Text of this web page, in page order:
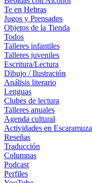
Te en Hebras
Jugos y Prensados
Objetos de la Tienda
Todos
Talleres infantiles
Talleres juveniles
Escritura/Lectura
Dibujo / Ilustración
Análisis literario
Lenguas
Clubes de lectura
Talleres anuales
Agenda cultural
Actividades en Escaramuza
Reseñas
Traducción
Columnas
Podcast
Perfiles